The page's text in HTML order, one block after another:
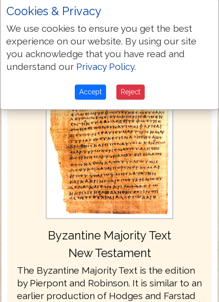
Next Chapter »
Byzantine Majority Text
New Testament
The Byzantine Majority Text is the edition
by Pierpont and Robinson. It is similar to an
earlier production of Hodges and Farstad
Cookies & Privacy
We use cookies to ensure you get the best
experience on our website. By using our site
you acknowledge that you have read and
understand our Privacy Policy.
Accept Reject